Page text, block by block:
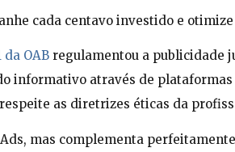
cada centavo investido e
OAB regulamentou a
informativo através de plataformas
as diretrizes éticas da
mas complementa